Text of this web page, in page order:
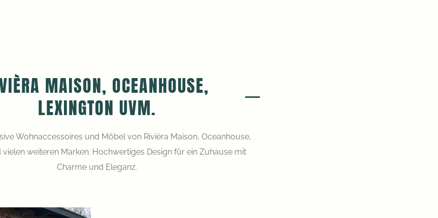
MAISON, OCEANHOUSE,
LEXINGTON UVM.
Wohnaccessoires und Möbel von Rivièra Maison, Oceanhouse,
vielen weiteren Marken. Hochwertiges Design für ein Zuhause mit
Charme und Eleganz.